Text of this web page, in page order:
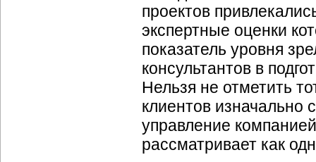
проектов
экспертные оценки
показатель уровня
консультантов в
Нельзя не отметить
клиентов изначально
управление
рассматривает как